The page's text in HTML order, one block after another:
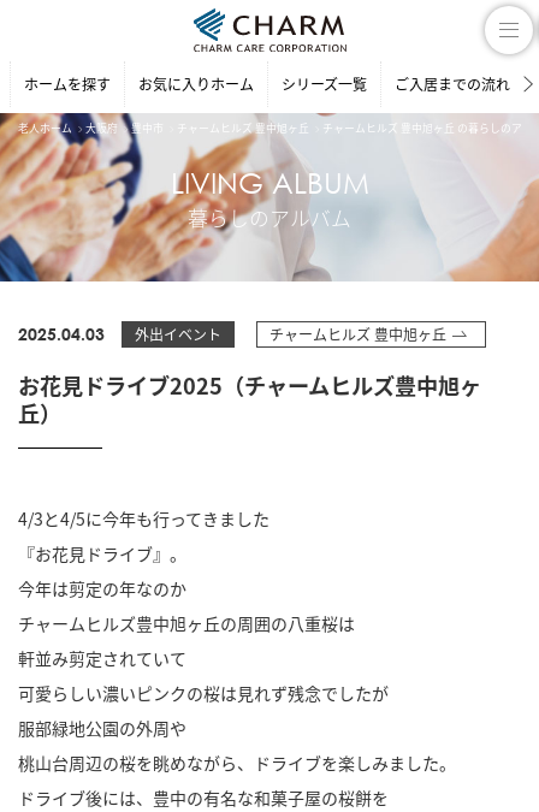
ホームを探す お気に入りホーム シリーズ一覧 ご入居までの流れ
老人ホーム 大阪府 豊中市 チャームヒルズ 豊中旭ヶ丘 チャームヒルズ 豊中旭ヶ丘 の暮らしのアル
LIVING ALBUM
暮らしのアルバム
2025.04.03 外出イベント チャームヒルズ 豊中旭ヶ丘
お花見ドライブ2025（チャームヒルズ豊中旭ヶ
丘）
4/3と4/5に今年も行ってきました
『お花見ドライブ』。
今年は剪定の年なのか
チャームヒルズ豊中旭ヶ丘の周囲の八重桜は
軒並み剪定されていて
可愛らしい濃いピンクの桜は見れず残念でしたが
服部緑地公園の外周や
桃山台周辺の桜を眺めながら、ドライブを楽しみました。
ドライブ後には、豊中の有名な和菓子屋の桜餅を